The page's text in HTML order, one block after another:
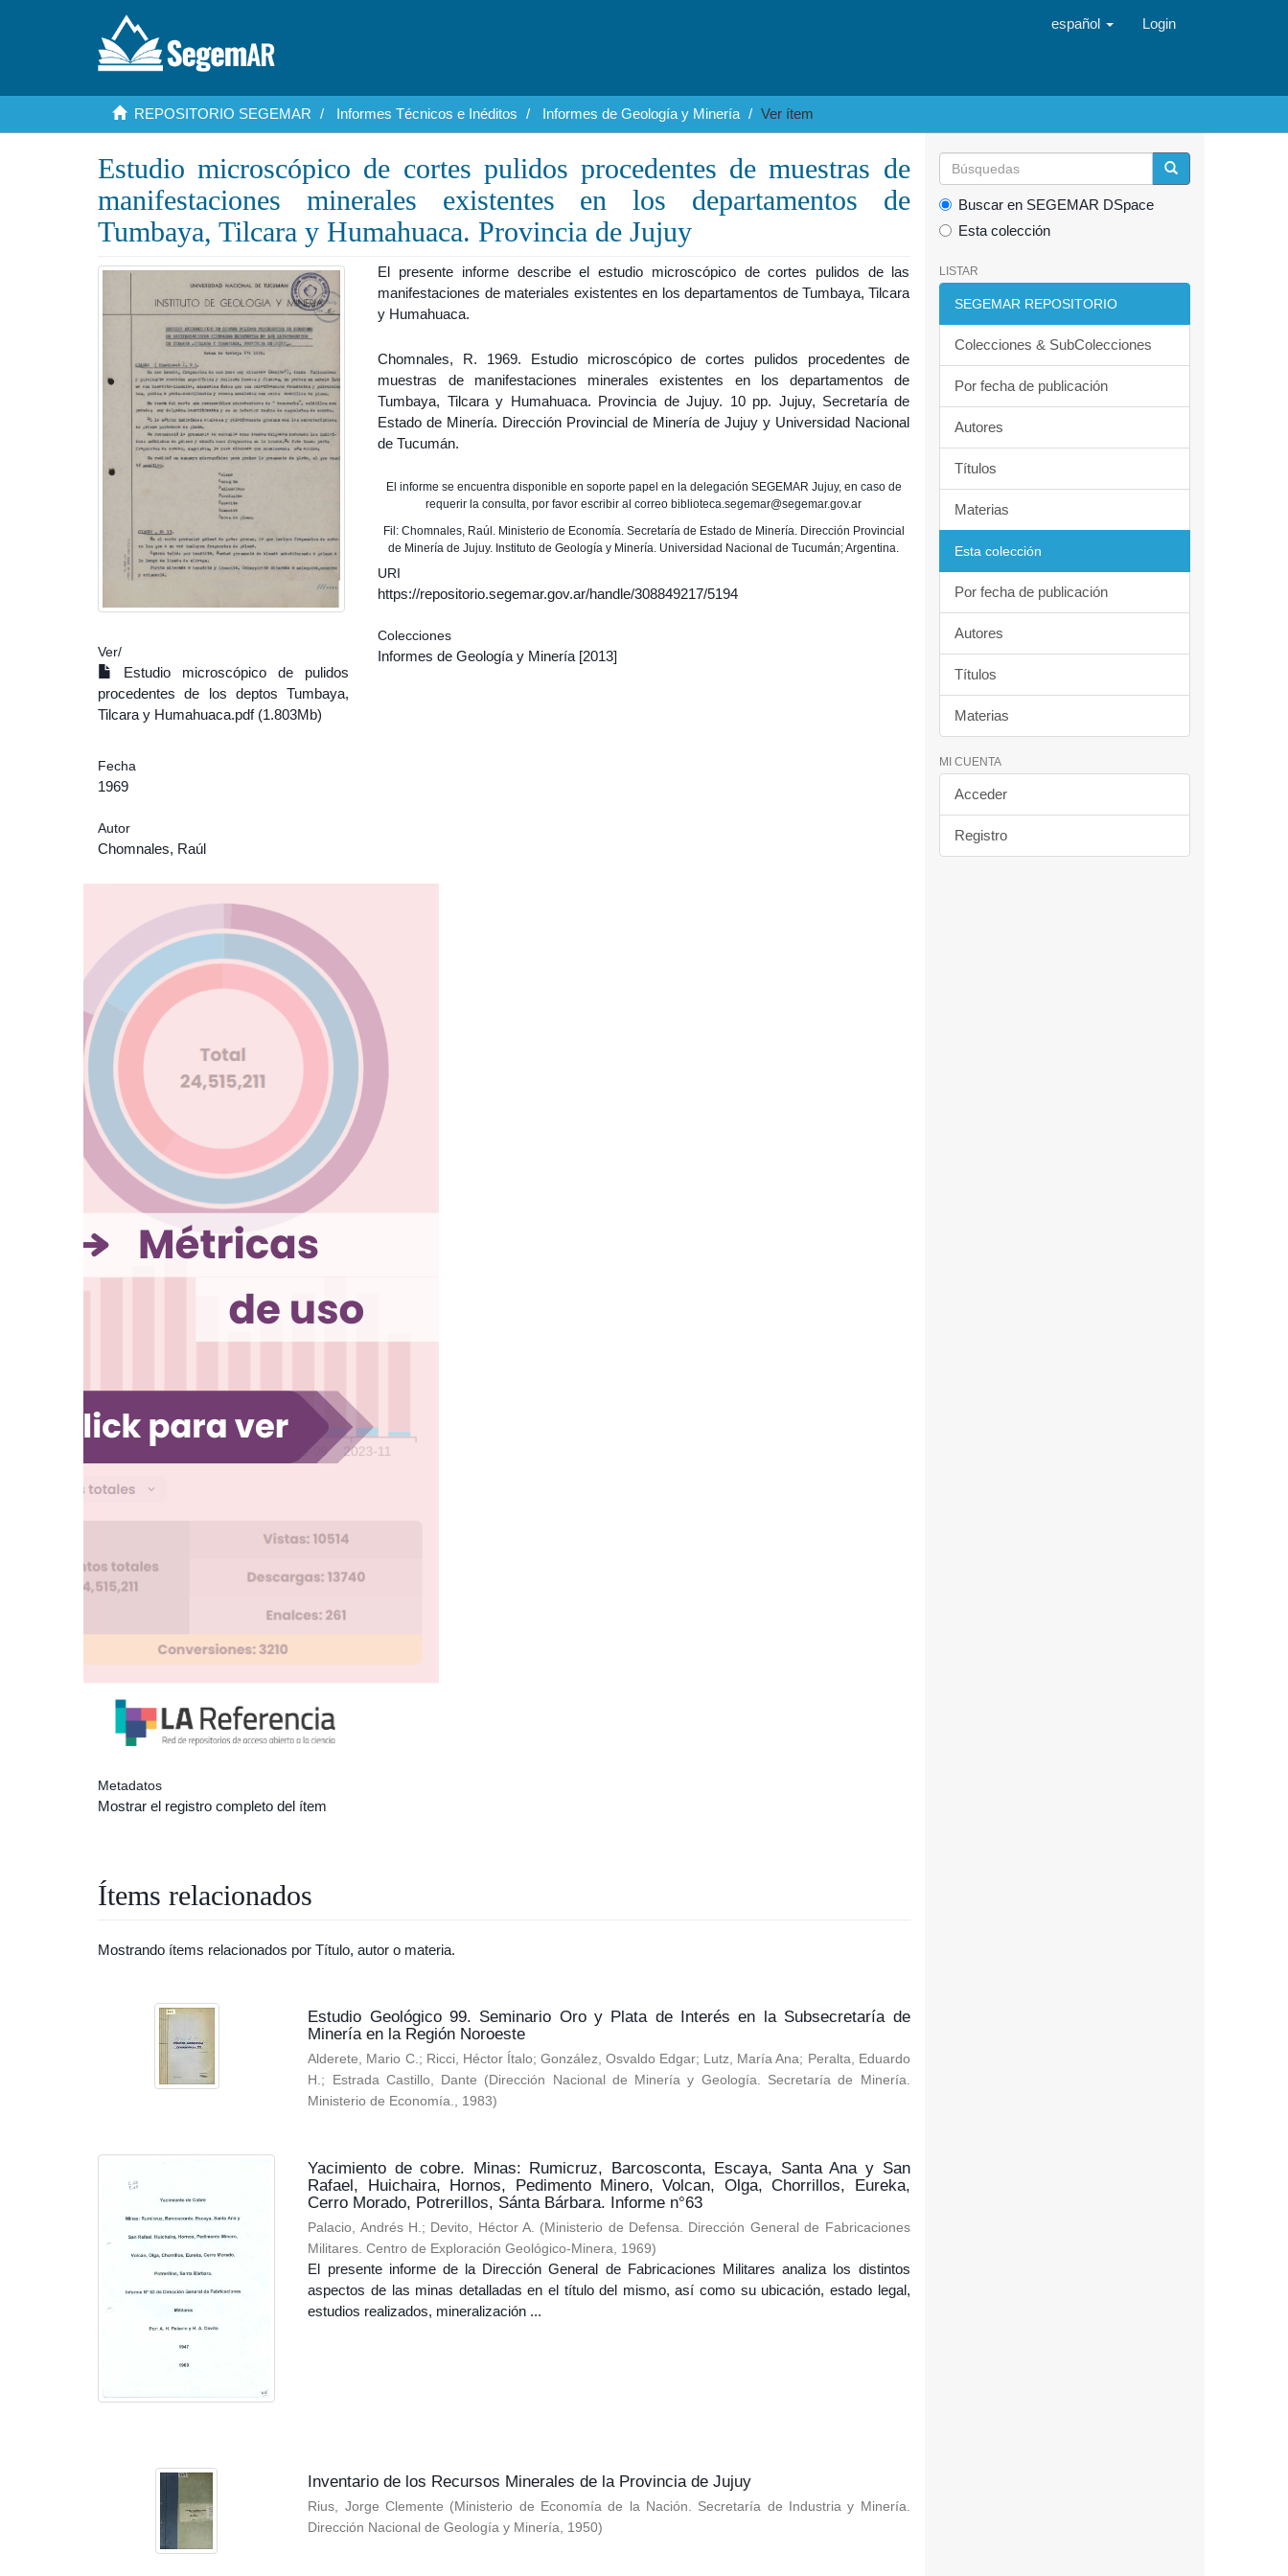
español Login
REPOSITORIO SEGEMAR Informes Técnicos e Inéditos Informes de Geología y Minería Ver ítem
Estudio microscópico de cortes pulidos procedentes de muestras de
manifestaciones minerales existentes en los departamentos de
Tumbaya, Tilcara y Humahuaca. Provincia de Jujuy
Ver/
Estudio microscópico de pulidos
procedentes de los deptos Tumbaya,
Tilcara y Humahuaca.pdf (1.803Mb)
Fecha
1969
Autor
Chomnales, Raúl
Metadatos
Mostrar el registro completo del ítem
El presente informe describe el estudio microscópico de cortes pulidos de las
manifestaciones de materiales existentes en los departamentos de Tumbaya, Tilcara
y Humahuaca.
Chomnales, R. 1969. Estudio microscópico de cortes pulidos procedentes de
muestras de manifestaciones minerales existentes en los departamentos de
Tumbaya, Tilcara y Humahuaca. Provincia de Jujuy. 10 pp. Jujuy, Secretaría de
Estado de Minería. Dirección Provincial de Minería de Jujuy y Universidad Nacional
de Tucumán.
El informe se encuentra disponible en soporte papel en la delegación SEGEMAR Jujuy, en caso de
requerir la consulta, por favor escribir al correo biblioteca.segemar@segemar.gov.ar
Fil: Chomnales, Raúl. Ministerio de Economía. Secretaría de Estado de Minería. Dirección Provincial
de Minería de Jujuy. Instituto de Geología y Minería. Universidad Nacional de Tucumán; Argentina.
URI
https://repositorio.segemar.gov.ar/handle/308849217/5194
Colecciones
Informes de Geología y Minería [2013]
Ítems relacionados
Mostrando ítems relacionados por Título, autor o materia.
Estudio Geológico 99. Seminario Oro y Plata de Interés en la Subsecretaría de
Minería en la Región Noroeste
Alderete, Mario C. ; Ricci, Héctor Ítalo; González, Osvaldo Edgar; Lutz, María Ana; Peralta, Eduardo
H. ; Estrada Castillo, Dante (Dirección Nacional de Minería y Geología. Secretaría de Minería.
Ministerio de Economía.
1983)
Yacimiento de cobre. Minas: Rumicruz, Barcosconta, Escaya, Santa Ana y San
Rafael, Huichaira, Hornos, Pedimento Minero, Volcan, Olga, Chorrillos, Eureka,
Cerro Morado, Potrerillos, Sánta Bárbara. Informe n°63
Palacio, Andrés H. ; Devito, Héctor A. (Ministerio de Defensa. Dirección General de Fabricaciones
Militares. Centro de Exploración Geológico-Minera
1969)
El presente informe de la Dirección General de Fabricaciones Militares analiza los distintos
aspectos de las minas detalladas en el título del mismo, así como su ubicación, estado legal,
estudios realizados, mineralización ...
Inventario de los Recursos Minerales de la Provincia de Jujuy
Rius, Jorge Clemente (Ministerio de Economía de la Nación. Secretaría de Industria y Minería.
Dirección Nacional de Geología y Minería
1950)
Buscar en SEGEMAR DSpace
Esta colección
LISTAR
SEGEMAR REPOSITORIO
Colecciones & SubColecciones
Por fecha de publicación
Autores
Títulos
Materias
Esta colección
Por fecha de publicación
Autores
Títulos
Materias
MI CUENTA
Acceder
Registro